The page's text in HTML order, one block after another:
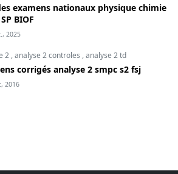
examens nationaux physique chimie
BIOF
2025
2 ,analyse 2 controles ,analyse 2 td
corrigés analyse 2 smpc s2 fsj
2016